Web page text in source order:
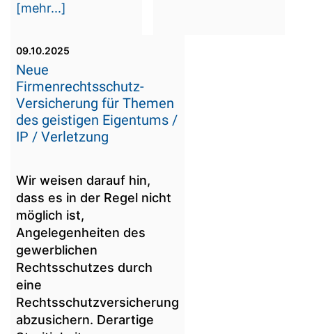
[mehr...]
09.10.2025
Neue
Firmenrechtsschutz-
Versicherung für Themen
des geistigen Eigentums /
IP / Verletzung
Wir weisen darauf hin,
dass es in der Regel nicht
möglich ist,
Angelegenheiten des
gewerblichen
Rechtsschutzes durch
eine
Rechtsschutzversicherung
abzusichern. Derartige